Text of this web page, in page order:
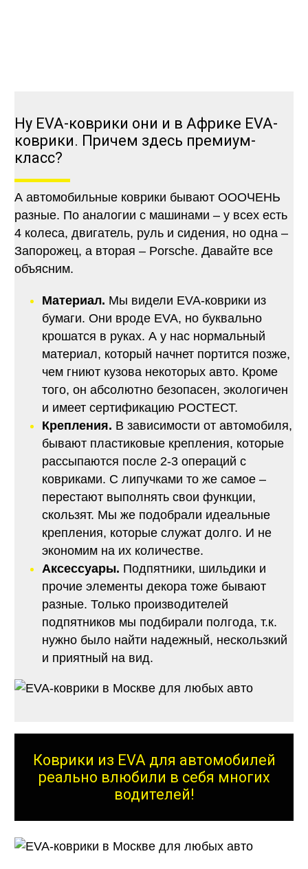
Ну EVA-коврики они и в Африке EVA-
коврики. Причем здесь премиум-
класс?
А автомобильные коврики бывают ОООЧЕНЬ
разные. По аналогии с машинами – у всех есть
4 колеса, двигатель, руль и сидения, но одна –
Запорожец, а вторая – Porsche. Давайте все
объясним.
Материал. Мы видели EVA-коврики из
бумаги. Они вроде EVA, но буквально
крошатся в руках. А у нас нормальный
материал, который начнет портится позже,
чем гниют кузова некоторых авто. Кроме
того, он абсолютно безопасен, экологичен
и имеет сертификацию РОСТЕСТ.
Крепления. В зависимости от автомобиля,
бывают пластиковые крепления, которые
рассыпаются после 2-3 операций с
ковриками. С липучками то же самое –
перестают выполнять свои функции,
скользят. Мы же подобрали идеальные
крепления, которые служат долго. И не
экономим на их количестве.
Аксессуары. Подпятники, шильдики и
прочие элементы декора тоже бывают
разные. Только производителей
подпятников мы подбирали полгода, т.к.
нужно было найти надежный, нескользкий
и приятный на вид.
Коврики из EVA для автомобилей
реально влюбили в себя многих
водителей!